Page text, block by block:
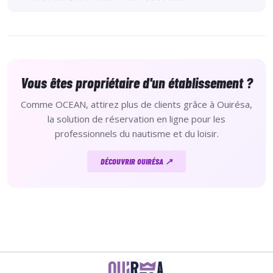
Vous êtes propriétaire d'un établissement ?
Comme OCEAN, attirez plus de clients grâce à Ouirésa,
la solution de réservation en ligne pour les
professionnels du nautisme et du loisir.
DÉCOUVRIR OUIRÉSA ↗